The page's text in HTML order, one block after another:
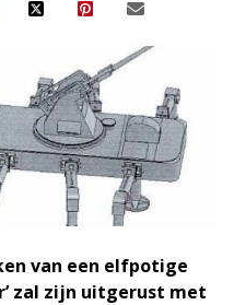
van een elfpotige
zal zijn uitgerust met